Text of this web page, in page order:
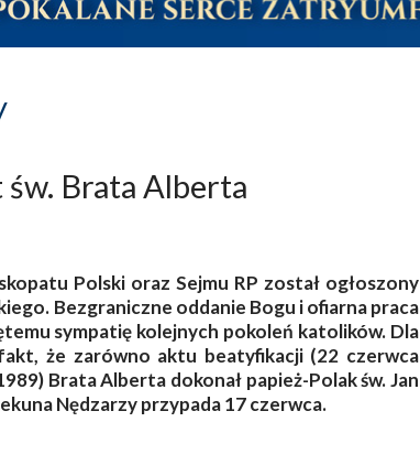
Brata Alberta
Polski oraz Sejmu RP został ogłoszony
Bezgraniczne oddanie Bogu i ofiarna praca
sympatię kolejnych pokoleń katolików. Dla
że zarówno aktu beatyfikacji (22 czerwca
Brata Alberta dokonał papież-Polak św. Jan
Nędzarzy przypada 17 czerwca.